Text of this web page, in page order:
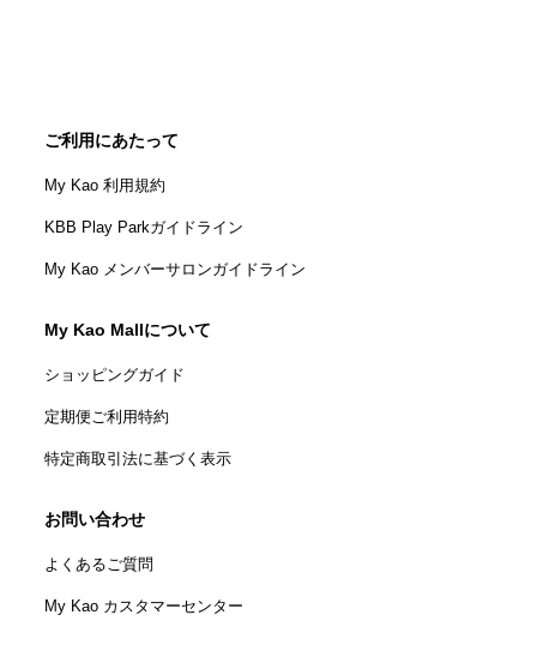
ご利用にあたって
My Kao 利用規約
KBB Play Parkガイドライン
My Kao メンバーサロンガイドライン
My Kao Mallについて
ショッピングガイド
定期便ご利用特約
特定商取引法に基づく表示
お問い合わせ
よくあるご質問
My Kao カスタマーセンター